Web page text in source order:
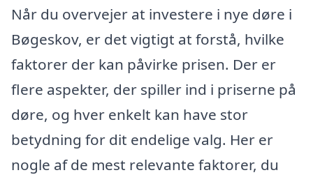
Når du overvejer at investere i nye døre i
Bøgeskov, er det vigtigt at forstå, hvilke
faktorer der kan påvirke prisen. Der er
flere aspekter, der spiller ind i priserne på
døre, og hver enkelt kan have stor
betydning for dit endelige valg. Her er
nogle af de mest relevante faktorer, du